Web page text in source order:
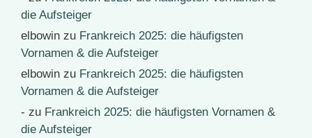
die Aufsteiger
elbowin zu Frankreich 2025: die häufigsten
Vornamen & die Aufsteiger
elbowin zu Frankreich 2025: die häufigsten
Vornamen & die Aufsteiger
- zu Frankreich 2025: die häufigsten Vornamen &
die Aufsteiger